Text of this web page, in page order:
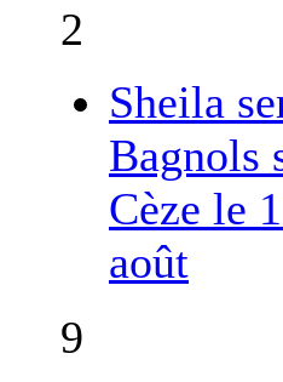
2
Sheila
Bagnols
Cèze le
août
9